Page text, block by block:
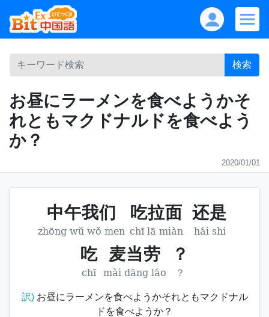
検索
お昼にラーメンを食べようかそ
れともマクドナルドを食べよう
か？
2020/01/01
中午我们 吃拉面 还是
zhōng wǔ wǒ men chī lā miàn hái shi
吃 麦当劳 ？
chī mài dāng láo ？
訳)お昼にラーメンを食べようかそれともマクドナル
ドを食べようか？